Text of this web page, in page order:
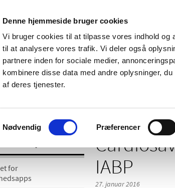
Denne hjemmeside bruger cookies
Vi bruger cookies til at tilpasse vores indhold og
til at analysere vores trafik. Vi deler også
partnere inden for sociale medier,
kombinere disse data med andre oplysninger,
af deres tjenester.
Samtykkevalg
Nødvendig Præferencer
og
Bivirkninger og
produktinformation
for
IABP
27. januar 2016